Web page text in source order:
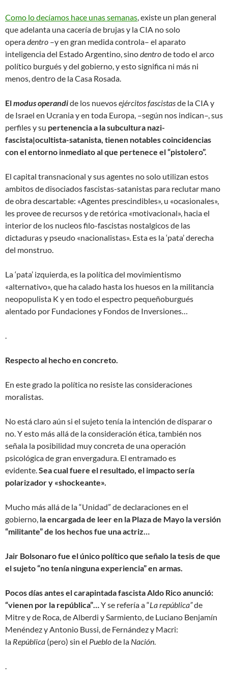
Como lo decíamos hace unas semanas, existe un plan general
que adelanta una cacería de brujas y la CIA no solo
operadentro –y en gran medida controla– el aparato
inteligencia del Estado Argentino, sinodentrode todo el arco
político burgués y del gobierno, y esto significa ni más ni
menos, dentro de la Casa Rosada.
Elmodus operandide los nuevosejércitos fascistasde la CIA y
de Israel en Ucrania y en toda Europa, –según nos indican–, sus
perfiles y su pertenencia a la subcultura nazi-
fascista|ocultista-satanista, tienen notables coincidencias
con el entorno inmediato al que pertenece el “pistolero”.
El capital transnacional y sus agentes no solo utilizan estos
ambitos de disociados fascistas-satanistas para reclutar mano
de obra descartable: «Agentes prescindibles», u «ocasionales»,
les provee de recursos y de retórica «motivacional», hacia el
interior de los nucleos filo-fascistas nostalgicos de las
dictaduras y pseudo «nacionalistas». Esta es la ‘pata’ derecha
del monstruo.
La ‘pata’ izquierda, es la política del movimientismo
«alternativo», que ha calado hasta los huesos en la militancia
neopopulista K y en todo el espectro pequeñoburgués
alentado por Fundaciones y Fondos de Inversiones…
.
Respecto al hecho en concreto.
En este grado la política no resiste las consideraciones
moralistas.
No está claro aún si el sujeto tenía la intención de disparar o
no. Y esto más allá de la consideración ética, también nos
señala la posibilidad muy concreta de una operación
psicológica de gran envergadura. El entramado es
evidente.Sea cual fuere el resultado, el impacto sería
polarizador y «shockeante».
Mucho más allá de la “Unidad” de declaraciones en el
gobierno, la encargada de leer en la Plaza de Mayo la versión
“militante” de los hechos fue una actriz…
Jair Bolsonaro fue el único político que señalo la tesis de que
el sujeto “no tenía ninguna experiencia” en armas.
Pocos días antes el carapintada fascista Aldo Rico anunció:
“vienen por la república”…Y se refería a “Larepública”de
Mitre y de Roca, de Alberdi y Sarmiento, de Luciano Benjamín
Menéndez y Antonio Bussi, de Fernández y Macri:
la República (pero) sin el Pueblode la Nación.
.